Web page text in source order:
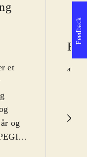
et
og
af
Feedback